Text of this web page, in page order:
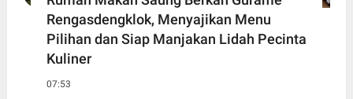
Rengasdengklok, Menyajikan Menu
Pilihan dan Siap Manjakan Lidah Pecinta
Kuliner
07:53